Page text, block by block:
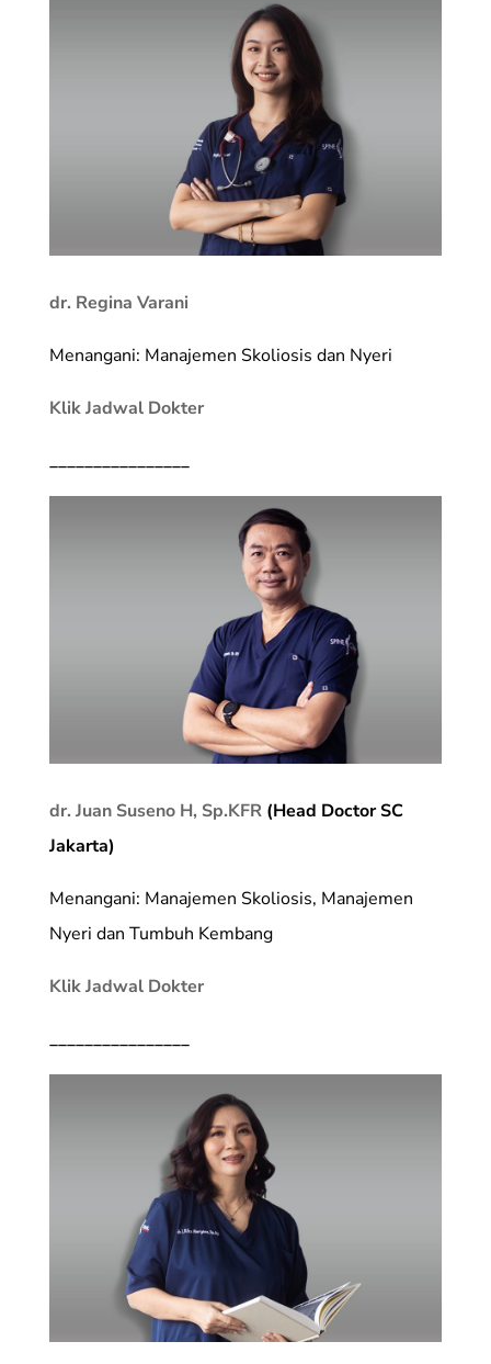
dr. Regina Varani
Menangani: Manajemen Skoliosis dan Nyeri
Klik Jadwal Dokter
________________
dr. Juan Suseno H, Sp.KFR(Head Doctor SC
Jakarta)
Menangani: Manajemen Skoliosis, Manajemen
Nyeri dan Tumbuh Kembang
Klik Jadwal Dokter
________________